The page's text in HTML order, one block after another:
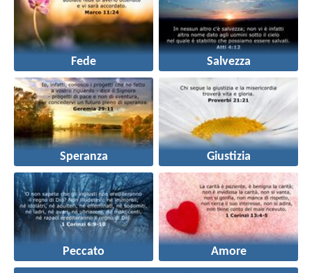
Fede Salvezza
Speranza Giustizia
Peccato Amore